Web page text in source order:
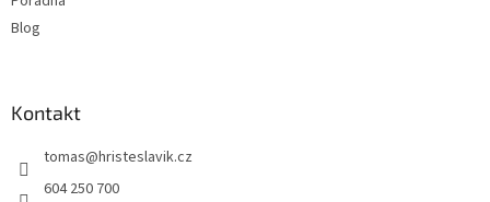
Blog
Kontakt
tomas@hristeslavik.cz
604 250 700